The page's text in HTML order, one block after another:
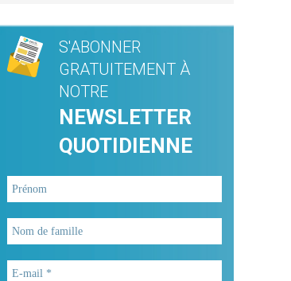
S'ABONNER
GRATUITEMENT À
NOTRE
NEWSLETTER
QUOTIDIENNE